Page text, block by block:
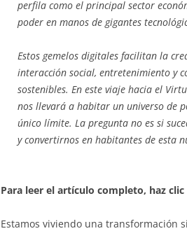
perfila como el principal sector
poder en manos de gigantes
Estos gemelos digitales facilitan la
interacción social, entretenimiento y
sostenibles. En este viaje hacia el
nos llevará a habitar un universo de
único límite. La pregunta no es si
y convertirnos en habitantes de esta
Para leer el artículo completo, haz
Estamos viviendo una transformación